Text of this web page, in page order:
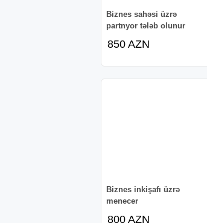
Biznes sahəsi üzrə
partnyor tələb olunur
850 AZN
Biznes inkişafı üzrə
menecer
800 AZN